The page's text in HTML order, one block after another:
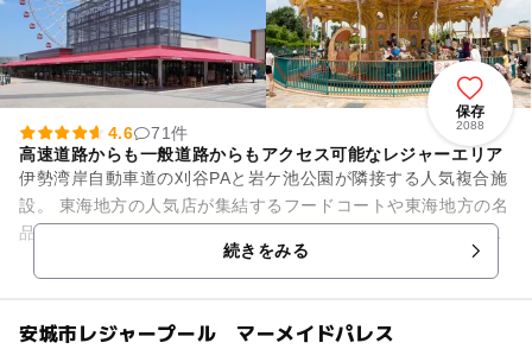
保存
2088
4.6
71件
高速道路からも一般道路からもアクセス可能なレジャーエリア
伊勢湾岸自動車道の刈谷PAと岩ケ池公園が隣接する人気複合施
設。 東海地方の人気店が集結するフードコートや東海地方の名
品が揃うおみやげコーナー、地元の取れたて新鮮野菜が揃う産
続きをみる
安城市レジャープール マーメイドパレス